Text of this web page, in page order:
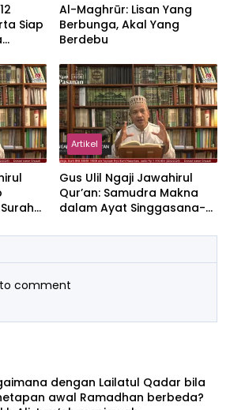
Siap
Al-Maghrūr: Lisan Yang
Berbunga, Akal Yang
Berdebu
Artikel
Gus Ulil Ngaji Jawahirul
Qur’an: Samudra Makna
dalam Ayat Singgasana-
to comment
dengan Lailatul Qadar bila
awal Ramadhan berbeda?